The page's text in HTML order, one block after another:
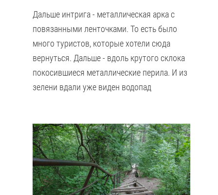
Дальше интрига - металлическая арка с
повязанными ленточками. То есть было
много туристов, которые хотели сюда
вернуться. Дальше - вдоль крутого склока
покосившиеся металлические перила. И из
зелени вдали уже виден водопад